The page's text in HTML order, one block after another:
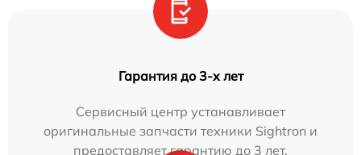
Гарантия до 3-х лет
Сервисный центр устанавливает
оригинальные запчасти техники Sightron и
предоставляет гарантию до 3 лет.